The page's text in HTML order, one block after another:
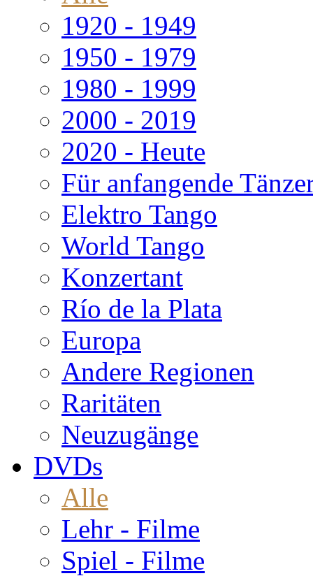
1920 - 1949
1950 - 1979
1980 - 1999
2000 - 2019
2020 - Heute
Für anfangende
Elektro Tango
World Tango
Konzertant
Río de la Plata
Europa
Andere Regionen
Raritäten
Neuzugänge
DVDs
Alle
Lehr - Filme
Spiel - Filme